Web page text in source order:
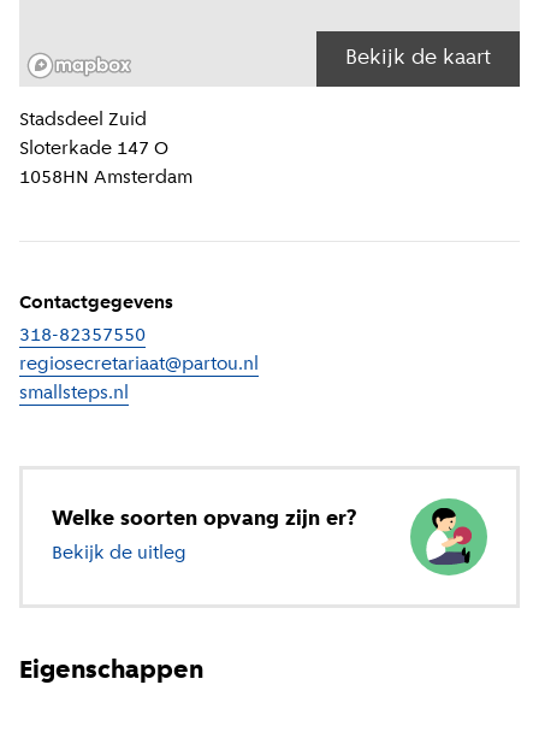
Bekijk de kaart
Locatiegegevens
Stadsdeel Zuid
Sloterkade 147 O
1058HN Amsterdam
Contactgegevens
318-82357550
regiosecretariaat@partou.nl
smallsteps.nl
Welke soorten opvang zijn er?
Bekijk de uitleg over verschillende soorten opvang
Eigenschappen